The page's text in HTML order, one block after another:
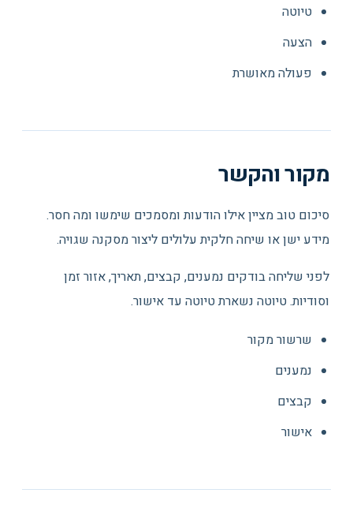
טיוטה
הצעה
פעולה מאושרת
מקור והקשר
סיכום טוב מציין אילו הודעות ומסמכים שימשו ומה חסר.
מידע ישן או שיחה חלקית עלולים ליצור מסקנה שגויה.
לפני שליחה בודקים נמענים, קבצים, תאריך, אזור זמן
וסודיות. טיוטה נשארת טיוטה עד אישור.
שרשור מקור
נמענים
קבצים
אישור